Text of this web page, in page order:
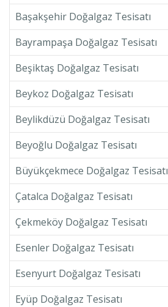
Başakşehir Doğalgaz Tesisatı
Bayrampaşa Doğalgaz Tesisatı
Beşiktaş Doğalgaz Tesisatı
Beykoz Doğalgaz Tesisatı
Beylikdüzü Doğalgaz Tesisatı
Beyoğlu Doğalgaz Tesisatı
Büyükçekmece Doğalgaz Tesisatı
Çatalca Doğalgaz Tesisatı
Çekmeköy Doğalgaz Tesisatı
Esenler Doğalgaz Tesisatı
Esenyurt Doğalgaz Tesisatı
Eyüp Doğalgaz Tesisatı